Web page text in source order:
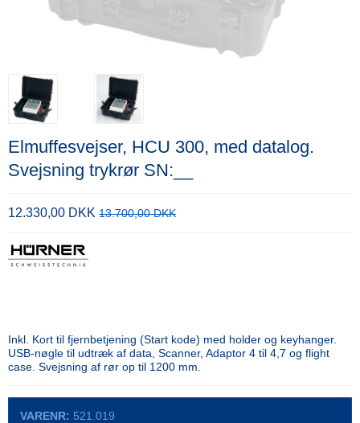
Elmuffesvejser, HCU 300, med datalog.
Svejsning trykrør SN:__
12.330,00 DKK 13.700,00 DKK
Inkl. Kort til fjernbetjening (Start kode) med holder og keyhanger.
USB-nøgle til udtræk af data, Scanner, Adaptor 4 til 4,7 og flight
case. Svejsning af rør op til 1200 mm.
VARENR: 521.019